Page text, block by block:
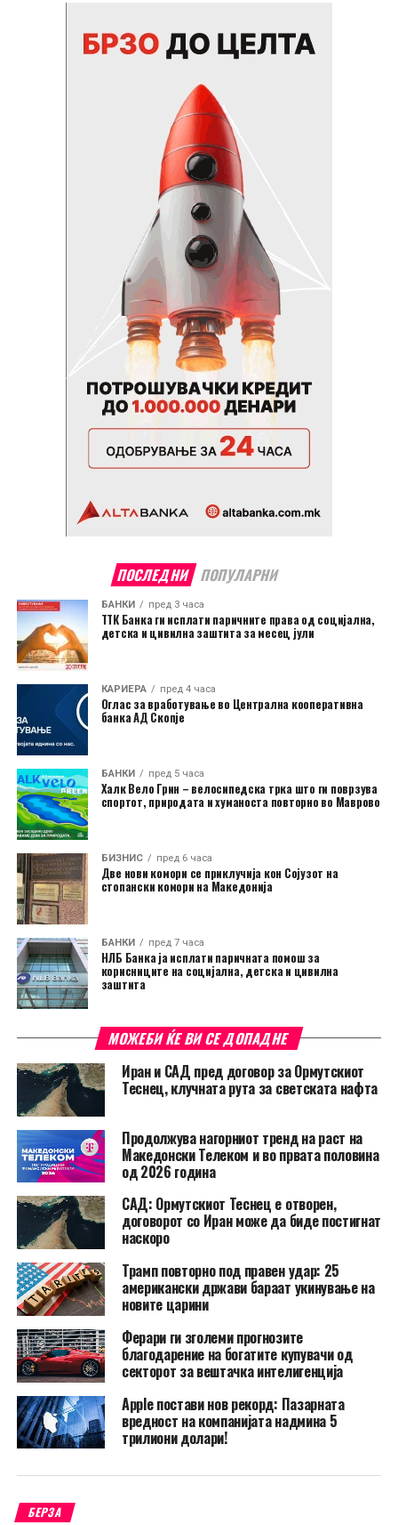
ПОСЛЕДНИ ПОПУЛАРНИ
БАНКИ пред 3 часа
ТТК Банка ги исплати паричните права од социјална,
детска и цивилна заштита за месец јули
КАРИЕРА пред 4 часа
Оглас за вработување во Централна кооперативна
банка АД Скопје
БАНКИ пред 5 часа
Халк Вело Грин – велосипедска трка што ги поврзува
спортот, природата и хуманоста повторно во Маврово
БИЗНИС пред 6 часа
Две нови комори се приклучија кон Сојузот на
стопански комори на Македонија
БАНКИ пред 7 часа
НЛБ Банка ја исплати паричната помош за
корисниците на социјална, детска и цивилна
заштита
МОЖЕБИ ЌЕ ВИ СЕ ДОПАДНЕ
Иран и САД пред договор за Ормутскиот
Теснец, клучната рута за светската нафта
Продолжува нагорниот тренд на раст на
Македонски Телеком и во првата половина
од 2026 година
САД: Ормутскиот Теснец е отворен,
договорот со Иран може да биде постигнат
наскоро
Трамп повторно под правен удар: 25
американски држави бараат укинување на
новите царини
Ферари ги зголеми прогнозите
благодарение на богатите купувачи од
секторот за вештачка интелигенција
Apple постави нов рекорд: Пазарната
вредност на компанијата надмина 5
трилиони долари!
БЕРЗА